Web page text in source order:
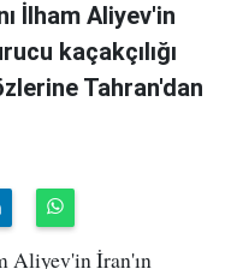
İlham Aliyev'in
kaçakçılığı
Tahran'dan
Aliyev'in İran'ın